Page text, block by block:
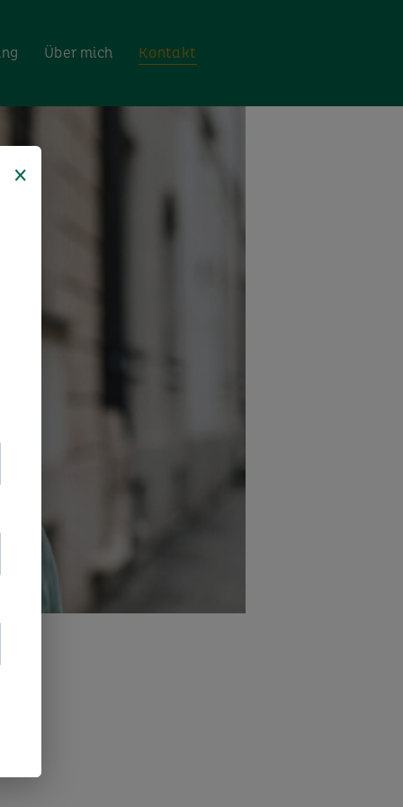
Über mich Kontakt
×